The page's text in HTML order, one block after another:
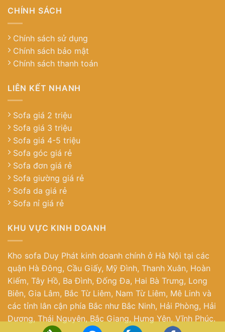
CHÍNH SÁCH
Chính sách sử dụng
Chính sách bảo mật
Chính sách thanh toán
LIÊN KẾT NHANH
Sofa giá 2 triệu
Sofa giá 3 triệu
Sofa giá 4-5 triệu
Sofa góc giá rẻ
Sofa đơn giá rẻ
Sofa giường giá rẻ
Sofa da giá rẻ
Sofa nỉ giá rẻ
KHU VỰC KINH DOANH
Kho sofa Duy Phát kinh doanh chính ở Hà Nội tại các
quận Hà Đông, Cầu Giấy, Mỹ Đình, Thanh Xuân, Hoàn
Kiếm, Tây Hồ, Ba Đình, Đống Đa, Hai Bà Trưng, Long
Biên, Gia Lâm, Bắc Từ Liêm, Nam Từ Liêm, Mê Linh và
các tỉnh lân cận phía Bắc như Bắc Ninh, Hải Phòng, Hải
Dương, Thái Nguyên, Bắc Giang, Hưng Yên, Vĩnh Phúc.